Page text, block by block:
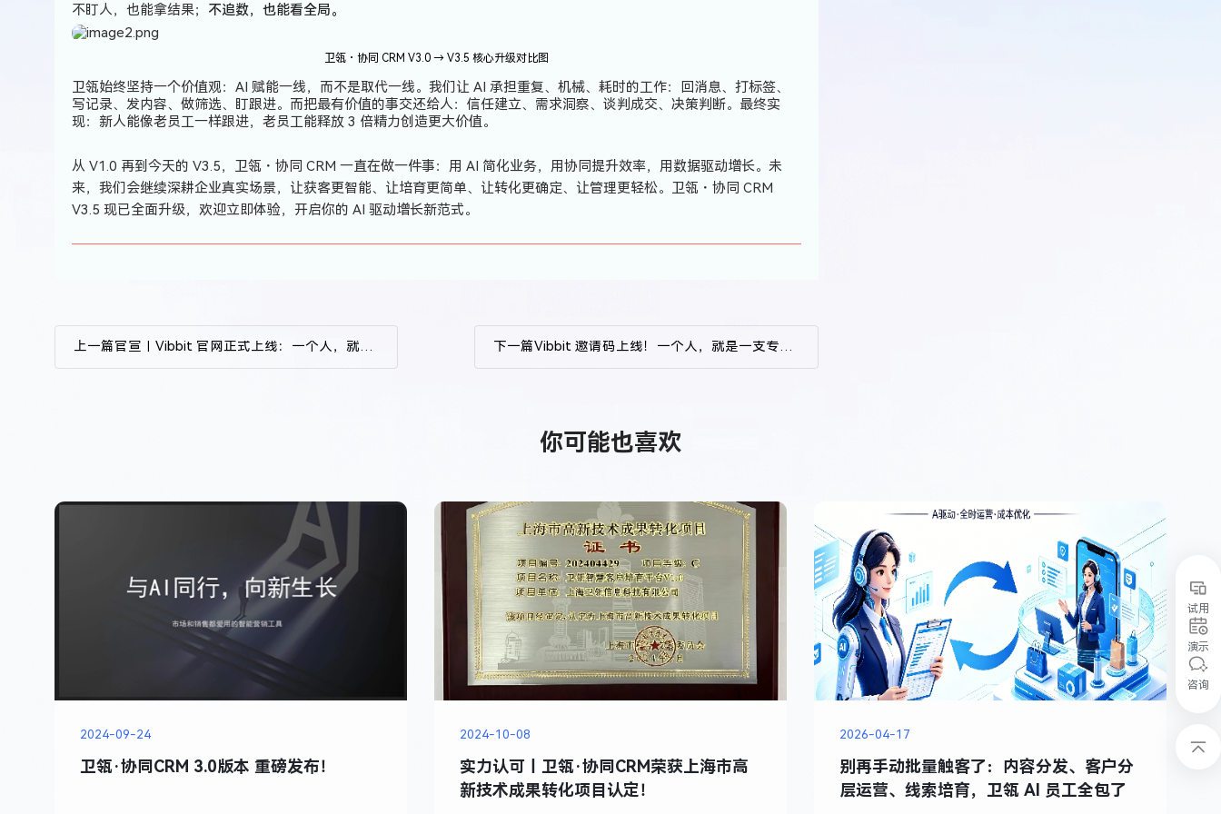
不盯人，也能拿结果； 不追数，也能看全局。
卫瓴・协同 CRM V3.0 → V3.5 核心升级对比图
卫瓴始终坚持一个价值观：AI 赋能一线，而不是取代一线。我们让 AI 承担重复、机械、耗时的工作：回消息、打标签、
写记录、发内容、做筛选、盯跟进。而把最有价值的事交还给人：信任建立、需求洞察、谈判成交、决策判断。最终实
现：新人能像老员工一样跟进，老员工能释放 3 倍精力创造更大价值。
从 V1.0 再到今天的 V3.5，卫瓴・协同 CRM 一直在做一件事：用 AI 简化业务，用协同提升效率，用数据驱动增长。未
来，我们会继续深耕企业真实场景，让获客更智能、让培育更简单、让转化更确定、让管理更轻松。卫瓴・协同 CRM
V3.5 现已全面升级，欢迎立即体验，开启你的 AI 驱动增长新范式。
上一篇 官宣｜Vibbit 官网正式上线：一个人，就是一支创作团队 下一篇 Vibbit 邀请码上线！一个人，就是一支专业视频制作团队
你可能也喜欢
2024-09-24
卫瓴·协同CRM 3.0版本 重磅发布！
2024-10-08
实力认可丨卫瓴·协同CRM荣获上海市高
新技术成果转化项目认定！
2026-04-17
别再手动批量触客了：内容分发、客户分
层运营、线索培育，卫瓴 AI 员工全包了
试用
演示
咨询